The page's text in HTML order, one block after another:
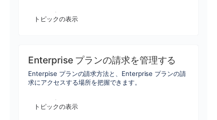
トピックの表示
Enterprise プランの請求を管理する
Enterpise プランの請求方法と、Enterprise プランの請
求にアクセスする場所を把握できます。
トピックの表示